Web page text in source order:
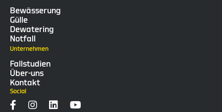
Bewässerung
Gülle
Dewatering
Notfall
Unternehmen
Fallstudien
Über-uns
Kontakt
Social